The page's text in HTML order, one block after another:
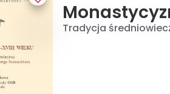
Tradycja